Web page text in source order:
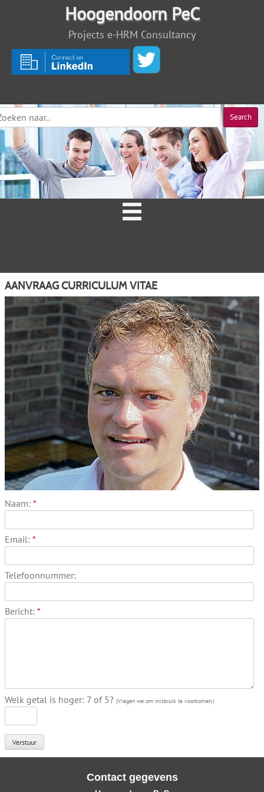
AANVRAAG CURRICULUM VITAE
Naam: *
Email: *
Telefoonnummer:
Bericht: *
Welk getal is hoger: 7 of 5? (Vragen we om misbruik te voorkomen.)
Hoogendoorn PeC
Projects e-HRM Consultancy
Contact gegevens